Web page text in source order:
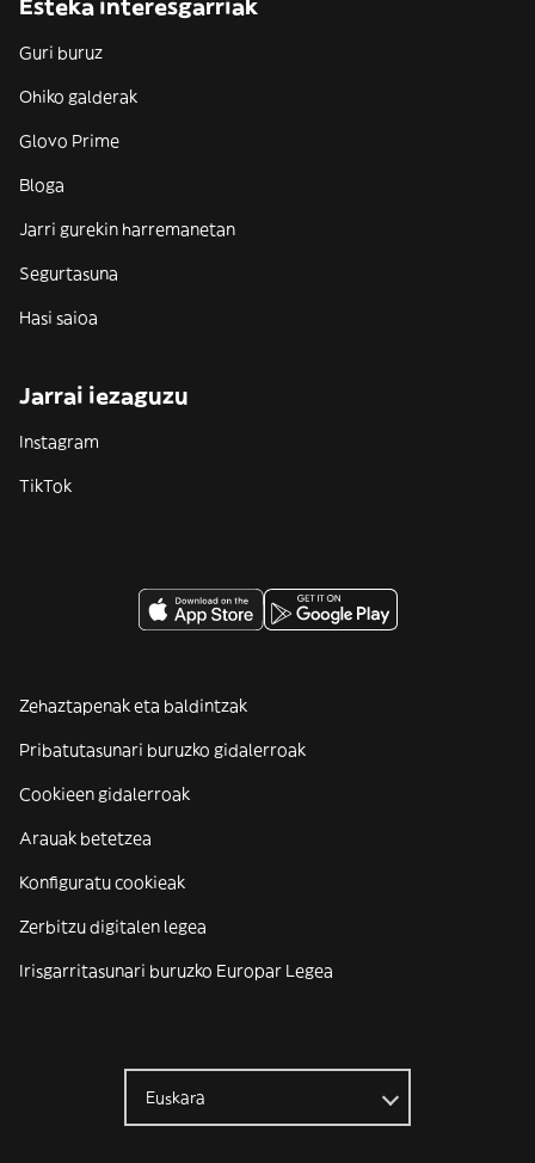
Esteka interesgarriak
Guri buruz
Ohiko galderak
Glovo Prime
Bloga
Jarri gurekin harremanetan
Segurtasuna
Hasi saioa
Jarrai iezaguzu
Instagram
TikTok
Zehaztapenak eta baldintzak
Pribatutasunari buruzko gidalerroak
Cookieen gidalerroak
Arauak betetzea
Konfiguratu cookieak
Zerbitzu digitalen legea
Irisgarritasunari buruzko Europar Legea